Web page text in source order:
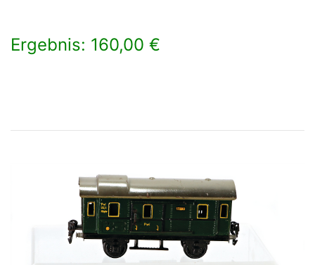
Ergebnis: 160,00 €